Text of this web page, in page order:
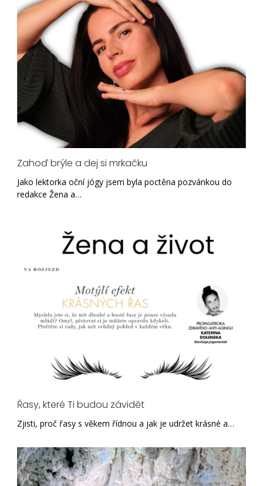
Zahoď brýle a dej si mrkačku
Jako lektorka oční jógy jsem byla poctěna pozvánkou do
redakce Žena a…
Řasy, které Ti budou závidět
Zjisti, proč řasy s věkem řídnou a jak je udržet krásné a…